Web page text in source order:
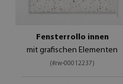
Fensterrollo innen
mit grafischen Elementen
(#rw-00012237)